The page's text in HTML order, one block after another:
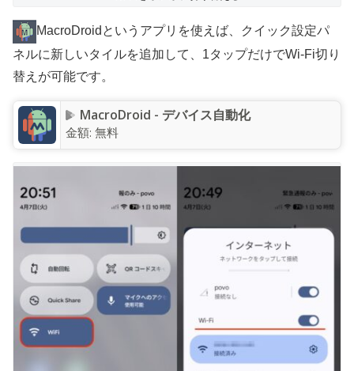
MacroDroidというアプリを使えば、クイック設定パ
ネルに新しいタイルを追加して、1タップだけでWi-Fi切り
替えが可能です。
MacroDroid - デバイス自動化
金額: 無料